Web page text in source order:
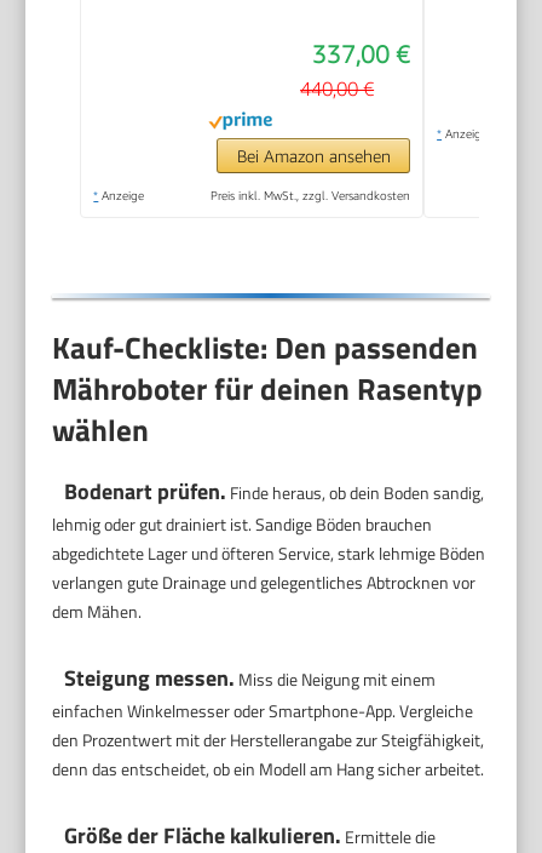
Steigungen bis 35%,
inkl. PXC-Akku und
Installationszubehör)
337,00 €
440,00 €
Bei Amazon ansehen
* Anzeige Preis inkl. MwSt., zzgl. Versandkosten
* Anzeige
Kauf-Checkliste: Den passenden
Mähroboter für deinen Rasentyp
wählen
Bodenart prüfen. Finde heraus, ob dein Boden sandig,
lehmig oder gut drainiert ist. Sandige Böden brauchen
abgedichtete Lager und öfteren Service, stark lehmige Böden
verlangen gute Drainage und gelegentliches Abtrocknen vor
dem Mähen.
Steigung messen. Miss die Neigung mit einem
einfachen Winkelmesser oder Smartphone-App. Vergleiche
den Prozentwert mit der Herstellerangabe zur Steigfähigkeit,
denn das entscheidet, ob ein Modell am Hang sicher arbeitet.
Größe der Fläche kalkulieren. Ermittele die